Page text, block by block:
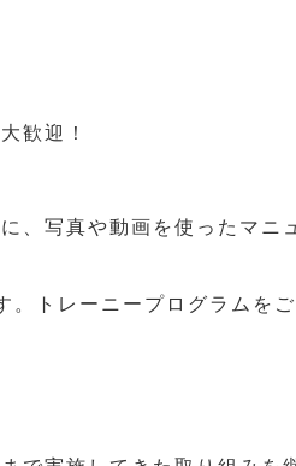
歓迎！
、写真や動画を使ったマニ
。トレーニープログラムをご